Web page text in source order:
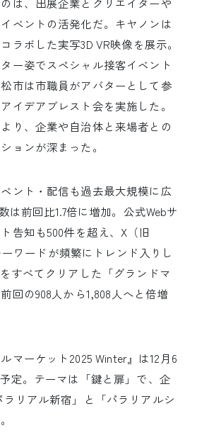
ベントの活発化だ。キヤノンは
ラボした実写3D VR映像を展示。
ー姿でスペシャル接客イベント
市は市職員がアバターとして参
イデアブレスト会を実施した。
り、企業や自治体と来場者との
ョンが深まった。
ント・配信も過去最大規模に広
は前回比1.7倍に増加。公式Webサ
告知も500件を超え、X（旧
ワードが頻繁にトレンド入りし
すべてクリアした「グランドマ
回の908人から1,808人へと倍増
マーケット2025 Winter』は12月6
定。テーマは「鍵と扉」で、企
リアル新宿」と「パラリアルシ